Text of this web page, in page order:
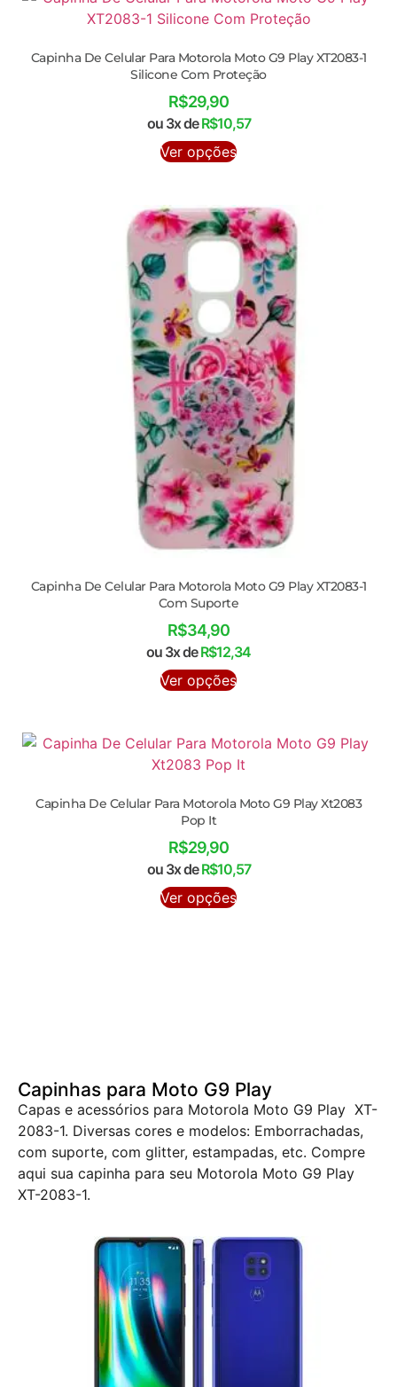
Capinha De Celular Para Motorola Moto G9 Play XT2083-1
Silicone Com Proteção
R$29,90
ou 3x deR$10,57
Ver opções
Capinha De Celular Para Motorola Moto G9 Play XT2083-1
Com Suporte
R$34,90
ou 3x deR$12,34
Ver opções
Capinha De Celular Para Motorola Moto G9 Play Xt2083
Pop It
R$29,90
ou 3x deR$10,57
Ver opções
Capinhas para Moto G9 Play
Capas e acessórios para Motorola Moto G9 Play XT-
2083-1. Diversas cores e modelos: Emborrachadas,
com suporte, com glitter, estampadas, etc. Compre
aqui sua capinha para seu Motorola Moto G9 Play
XT-2083-1.